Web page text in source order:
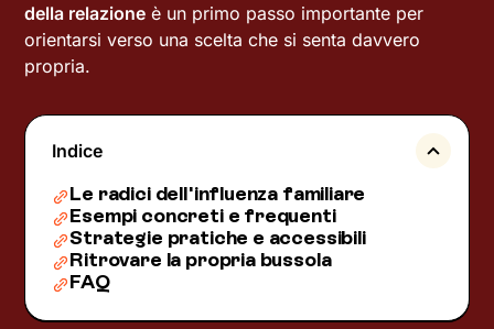
della relazione è un primo passo importante per
orientarsi verso una scelta che si senta davvero
propria.
Indice
Le radici dell'influenza familiare
Esempi concreti e frequenti
Strategie pratiche e accessibili
Ritrovare la propria bussola
FAQ